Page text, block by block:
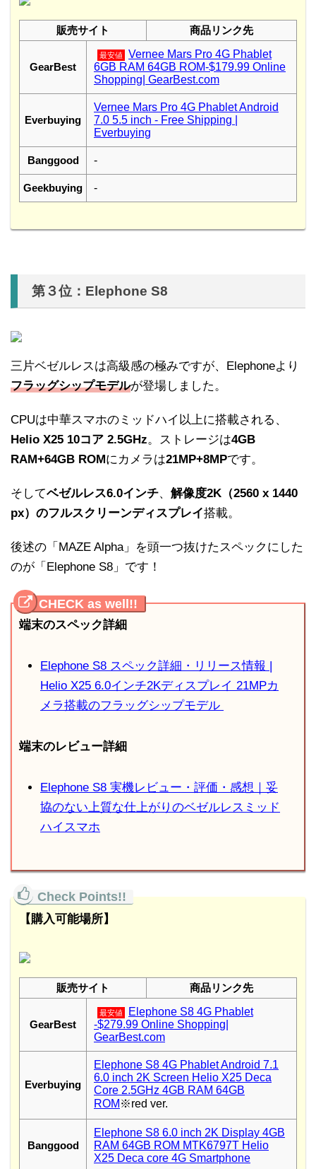
販売サイト 商品リンク先
GearBest
最安値
Vernee Mars Pro 4G Phablet
6GB RAM 64GB ROM-$179.99 Online
Shopping| GearBest.com
Everbuying
Vernee Mars Pro 4G Phablet Android
7.0 5.5 inch - Free Shipping |
Everbuying
Banggood -
Geekbuying -
第３位：Elephone S8
三片ベゼルレスは高級感の極みですが、Elephoneより
フラッグシップモデルが登場しました。
CPUは中華スマホのミッドハイ以上に搭載される、
Helio X25 10コア 2.5GHz。ストレージは4GB
RAM+64GB ROMにカメラは21MP+8MPです。
そしてベゼルレス6.0インチ、 解像度2K（2560 x 1440
px）のフルスクリーンディスプレイ搭載。
後述の「MAZE Alpha」を頭一つ抜けたスペックにした
のが「Elephone S8」です！
端末のスペック詳細
Elephone S8 スペック詳細・リリース情報 |
Helio X25 6.0インチ2Kディスプレイ 21MPカ
メラ搭載のフラッグシップモデル
端末のレビュー詳細
Elephone S8 実機レビュー・評価・感想｜妥
協のない上質な仕上がりのベゼルレスミッド
ハイスマホ
【購入可能場所】
販売サイト 商品リンク先
GearBest
最安値
Elephone S8 4G Phablet
-$279.99 Online Shopping|
GearBest.com
Everbuying
Elephone S8 4G Phablet Android 7.1
6.0 inch 2K Screen Helio X25 Deca
Core 2.5GHz 4GB RAM 64GB
ROM ※red ver.
Banggood
Elephone S8 6.0 inch 2K Display 4GB
RAM 64GB ROM MTK6797T Helio
X25 Deca core 4G Smartphone